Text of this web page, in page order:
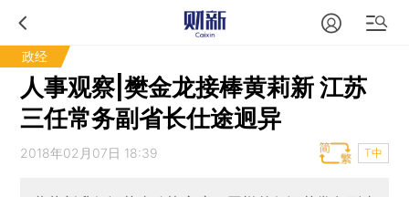
政经
人事观察|樊金龙接棒黄莉新 江苏
三任常务副省长仕途迥异
2018年02月07日 18:39 T中